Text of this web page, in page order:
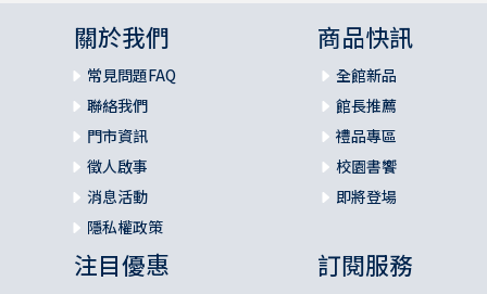
關於我們
常見問題FAQ
聯絡我們
門市資訊
徵人啟事
消息活動
隱私權政策
商品快訊
全館新品
館長推薦
禮品專區
校園書饗
即將登場
注目優惠 訂閱服務